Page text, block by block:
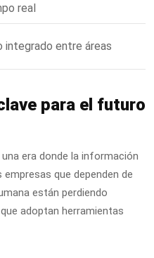
real
integrado entre áreas
para el futuro
era donde la información
que dependen de
están perdiendo
adoptan herramientas